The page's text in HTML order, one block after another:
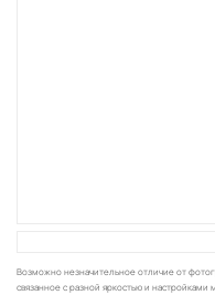
Возможно незначительное отличие от
связанное с разной яркостью и